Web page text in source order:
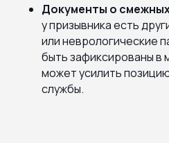
Документы о
у призывника есть
или неврологические
быть зафиксированы в
может усилить
службы.